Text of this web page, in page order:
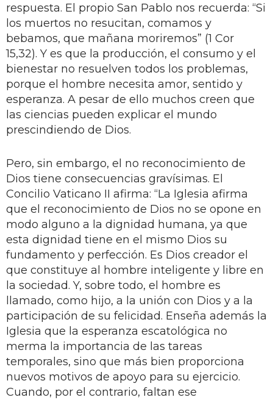
respuesta. El propio San Pablo nos recuerda: “Si
los muertos no resucitan, comamos y
bebamos, que mañana moriremos” (1 Cor
15,32). Y es que la producción, el consumo y el
bienestar no resuelven todos los problemas,
porque el hombre necesita amor, sentido y
esperanza. A pesar de ello muchos creen que
las ciencias pueden explicar el mundo
prescindiendo de Dios.
Pero, sin embargo, el no reconocimiento de
Dios tiene consecuencias gravísimas. El
Concilio Vaticano II afirma: “La Iglesia afirma
que el reconocimiento de Dios no se opone en
modo alguno a la dignidad humana, ya que
esta dignidad tiene en el mismo Dios su
fundamento y perfección. Es Dios creador el
que constituye al hombre inteligente y libre en
la sociedad. Y, sobre todo, el hombre es
llamado, como hijo, a la unión con Dios y a la
participación de su felicidad. Enseña además la
Iglesia que la esperanza escatológica no
merma la importancia de las tareas
temporales, sino que más bien proporciona
nuevos motivos de apoyo para su ejercicio.
Cuando, por el contrario, faltan ese